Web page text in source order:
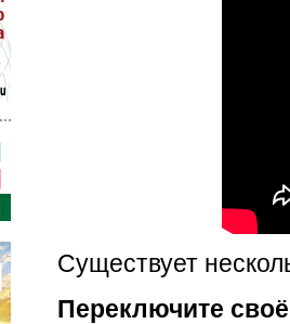
Существует
Переключите